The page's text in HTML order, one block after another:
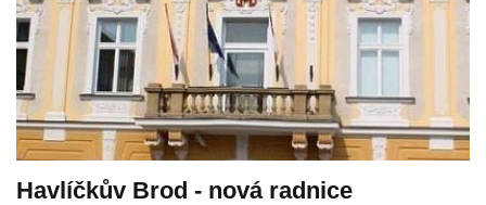
Havlíčkův Brod - nová radnice